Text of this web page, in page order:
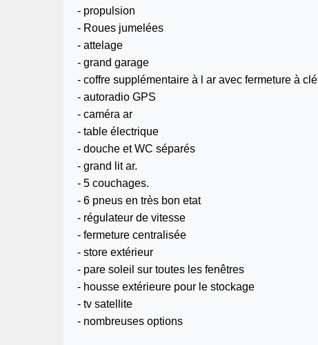
- propulsion
- Roues jumelées
- attelage
- grand garage
- coffre supplémentaire à l ar avec fermeture à clé
- autoradio GPS
- caméra ar
- table électrique
- douche et WC séparés
- grand lit ar.
- 5 couchages.
- 6 pneus en très bon etat
- régulateur de vitesse
- fermeture centralisée
- store extérieur
- pare soleil sur toutes les fenêtres
- housse extérieure pour le stockage
- tv satellite
- nombreuses options